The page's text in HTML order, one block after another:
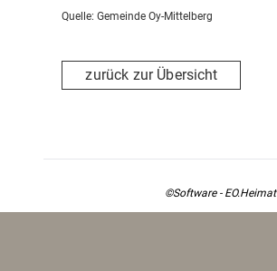
Quelle: Gemeinde Oy-Mittelberg
zurück zur Übersicht
©Software - EO.Heimat